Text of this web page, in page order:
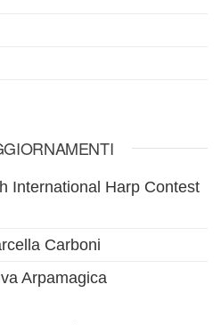
International Harp Contest
Carboni
Arpamagica